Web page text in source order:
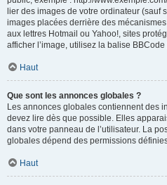
lier des images de votre ordinateur (sauf
images placées derrière des
aux lettres Hotmail ou Yahoo!, sites
afficher l’image, utilisez la balise BBCode
Haut
Que sont les annonces globales ?
Les annonces globales contiennent des
devez lire dès que possible. Elles
dans votre panneau de l’utilisateur. La
globales dépend des permissions
Haut